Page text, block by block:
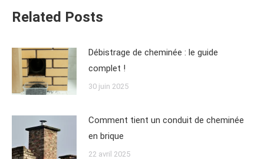
Related Posts
Débistrage de cheminée : le guide
complet !
30 juin 2025
Comment tient un conduit de cheminée
en brique
22 avril 2025